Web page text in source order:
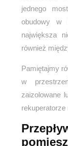
jednego
obudowy w
największa
również
Pamiętajmy
w
zaizolowane